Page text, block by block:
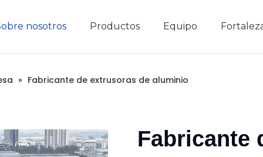
nosotros Productos Equipo
» Fabricante de extrusoras de aluminio
Fabricante